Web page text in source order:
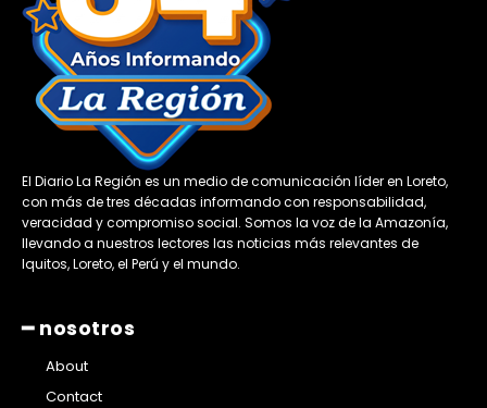
El Diario La Región es un medio de comunicación líder en Loreto,
con más de tres décadas informando con responsabilidad,
veracidad y compromiso social. Somos la voz de la Amazonía,
llevando a nuestros lectores las noticias más relevantes de
Iquitos, Loreto, el Perú y el mundo.
━ nosotros
About
Contact